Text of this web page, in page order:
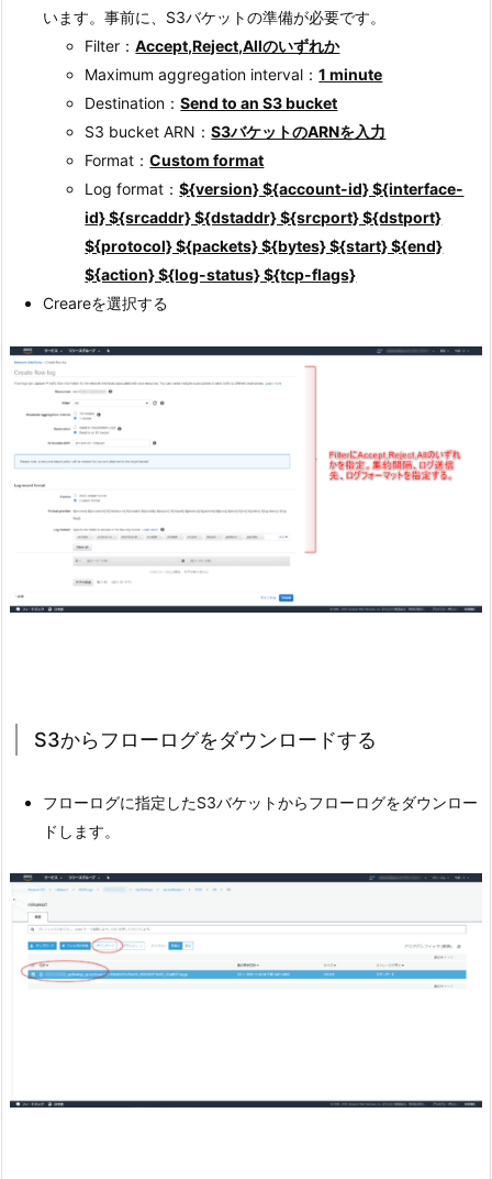
います。事前に、S3バケットの準備が必要です。
Filter：Accept,Reject,Allのいずれか
Maximum aggregation interval：1 minute
Destination：Send to an S3 bucket
S3 bucket ARN：S3バケットのARNを入力
Format：Custom format
Log format：${version} ${account-id} ${interface-
id} ${srcaddr} ${dstaddr} ${srcport} ${dstport}
${protocol} ${packets} ${bytes} ${start} ${end}
${action} ${log-status} ${tcp-flags}
Creareを選択する
S3からフローログをダウンロードする
フローログに指定したS3バケットからフローログをダウンロー
ドします。